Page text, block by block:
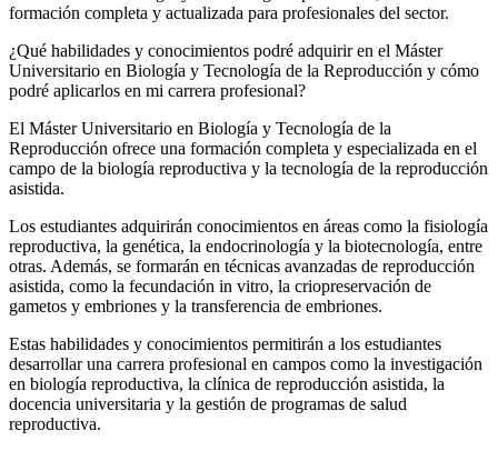
formación completa y actualizada para profesionales del sector.
¿Qué habilidades y conocimientos podré adquirir en el Máster
Universitario en Biología y Tecnología de la Reproducción y cómo
podré aplicarlos en mi carrera profesional?
El Máster Universitario en Biología y Tecnología de la
Reproducción ofrece una formación completa y especializada en el
campo de la biología reproductiva y la tecnología de la reproducción
asistida.
Los estudiantes adquirirán conocimientos en áreas como la fisiología
reproductiva, la genética, la endocrinología y la biotecnología, entre
otras. Además, se formarán en técnicas avanzadas de reproducción
asistida, como la fecundación in vitro, la criopreservación de
gametos y embriones y la transferencia de embriones.
Estas habilidades y conocimientos permitirán a los estudiantes
desarrollar una carrera profesional en campos como la investigación
en biología reproductiva, la clínica de reproducción asistida, la
docencia universitaria y la gestión de programas de salud
reproductiva.